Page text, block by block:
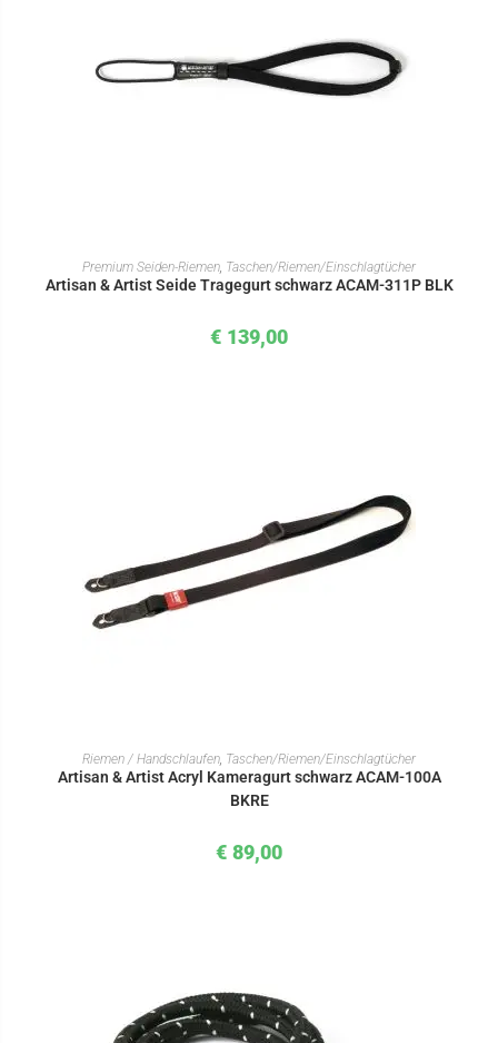
IN DEN WARENKORB
Premium Seiden-Riemen, Taschen/Riemen/Einschlagtücher
Artisan & Artist Seide Tragegurt schwarz ACAM-311P BLK
€ 139,00
IN DEN WARENKORB
Riemen / Handschlaufen, Taschen/Riemen/Einschlagtücher
Artisan & Artist Acryl Kameragurt schwarz ACAM-100A
BKRE
€ 89,00